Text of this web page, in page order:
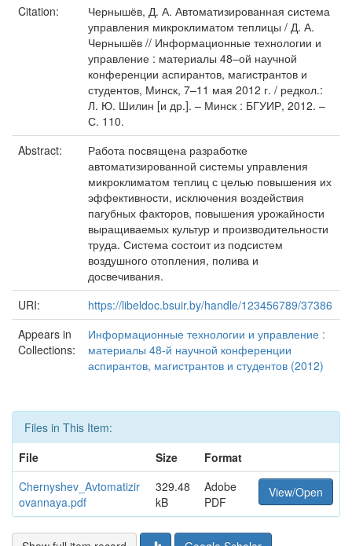
Citation:
Чернышёв, Д. А. Автоматизированная система
управления микроклиматом теплицы / Д. А.
Чернышёв // Информационные технологии и
управление : материалы 48–ой научной
конференции аспирантов, магистрантов и
студентов, Минск, 7–11 мая 2012 г. / редкол.:
Л. Ю. Шилин [и др.]. – Минск : БГУИР, 2012. –
С. 110.
Abstract:
Работа посвящена разработке
автоматизированной системы управления
микроклиматом теплиц с целью повышения их
эффективности, исключения воздействия
пагубных факторов, повышения урожайности
выращиваемых культур и производительности
труда. Система состоит из подсистем
воздушного отопления, полива и
досвечивания.
URI:
https://libeldoc.bsuir.by/handle/123456789/37386
Appears in
Collections:
Информационные технологии и управление :
материалы 48-й научной конференции
аспирантов, магистрантов и студентов (2012)
Files in This Item:
File
Size
Format
Chernyshev_Avtomatizir
ovannaya.pdf
329.48
kB
Adobe
PDF
View/Open